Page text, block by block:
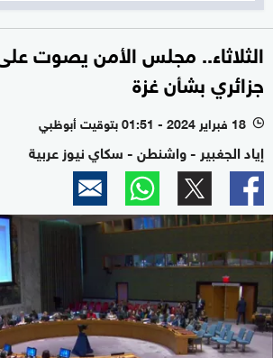
الثلاثاء.. مجلس الأمن يصوت
جزائري بشأن غزة
l 18 فبراير 2024 - 01:51 بتوقيت أبوظبي
إياد الجغبير - واشنطن - سكاي نيوز عربية